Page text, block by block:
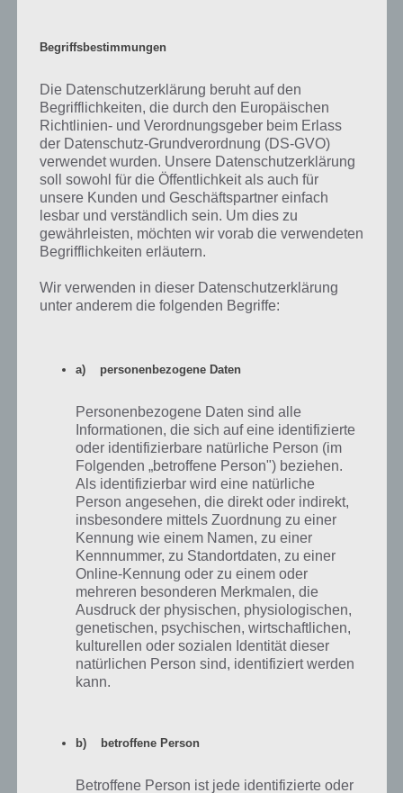
In der nachfolgenden Tabelle siehst du die Preise, wieviele Felle du
Preis
Benötige
Felle
Beschreibung
Geister-
Straßenkreuzung
31.000 Dekoration
Gratis-Land-Marke 73.000
Kostenlose
Landerweiterung
Butchery
Paket mit 1000
222.000
Frau Werwolf 287.000 Neue Figur
Kalender mit Zeitplan für zu Akt 2 des
Treehouse of Horror 2018 Events
Auf dem nachfolgenden Kalender kannst du sehen, wieviel Felle du
bis zum Ende des Tages haben solltest, um alle Preise am Ende des
Aktes freizuschalten. Bitte beachte, dass wir hier einen Puffer drin
haben. Du hast auch noch am 17. September bis 16 Uhr Zeit, also
falls es knapp wird, hast du noch etwas Zeit.
Begriffsbestimmungen
Die Datenschutzerklärung beruht auf den
Begrifflichkeiten, die durch den Europäischen
Richtlinien- und Verordnungsgeber beim Erlass
der Datenschutz-Grundverordnung (DS-GVO)
verwendet wurden. Unsere Datenschutzerklärung
soll sowohl für die Öffentlichkeit als auch für
unsere Kunden und Geschäftspartner einfach
lesbar und verständlich sein. Um dies zu
gewährleisten, möchten wir vorab die verwendeten
Begrifflichkeiten erläutern.
Wir verwenden in dieser Datenschutzerklärung
unter anderem die folgenden Begriffe:
a) personenbezogene Daten
Personenbezogene Daten sind alle
Informationen, die sich auf eine identifizierte
oder identifizierbare natürliche Person (im
Folgenden „betroffene Person") beziehen.
Als identifizierbar wird eine natürliche
Person angesehen, die direkt oder indirekt,
insbesondere mittels Zuordnung zu einer
Kennung wie einem Namen, zu einer
Kennnummer, zu Standortdaten, zu einer
Online-Kennung oder zu einem oder
mehreren besonderen Merkmalen, die
Ausdruck der physischen, physiologischen,
genetischen, psychischen, wirtschaftlichen,
kulturellen oder sozialen Identität dieser
natürlichen Person sind, identifiziert werden
kann.
b) betroffene Person
Betroffene Person ist jede identifizierte oder